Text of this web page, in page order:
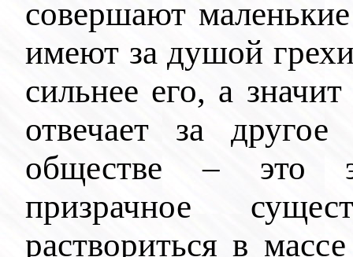
совершают
имеют за душой
сильнее его, а
отвечает за
обществе – это
призрачное
раствориться в